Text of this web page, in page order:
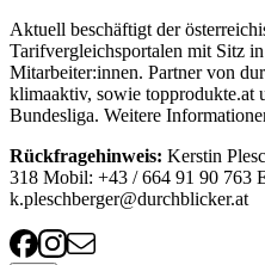
Aktuell beschäftigt der
Tarifvergleichsportalen mit Sitz
Mitarbeiter:innen. Partner von
klimaaktiv, sowie topprodukte.at
Bundesliga. Weitere
Rückfragehinweis: Kerstin
318 Mobil: +43 / 664 91 90 763
k.pleschberger@durchblicker.at